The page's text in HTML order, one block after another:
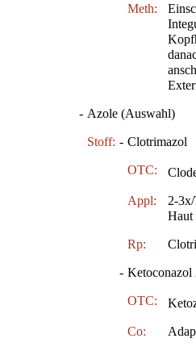
Meth:
- Azole (Auswahl)
Stoff: - Clotrimazol
OTC:
Appl:
2-
Haut
Rp:
- Ketoconazol
OTC:
Co: